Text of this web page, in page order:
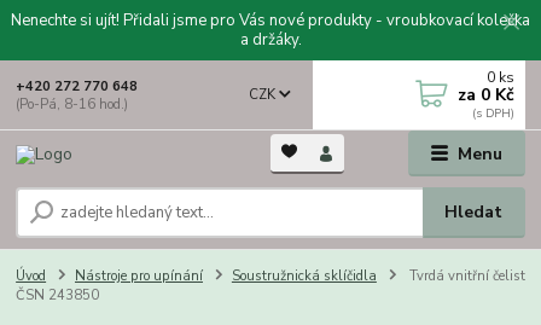
Nenechte si ujít! Přidali jsme pro Vás nové produkty - vroubkovací kolečka
a držáky.
Menu
CZK
Hledat
+420 272 770 648
(Po-Pá, 8-16 hod.)
0 ks
za 0 Kč
Úvod Nástroje pro upínání Soustružnická sklíčidla
Tvrdá vnitřní čelist
ČSN 243850